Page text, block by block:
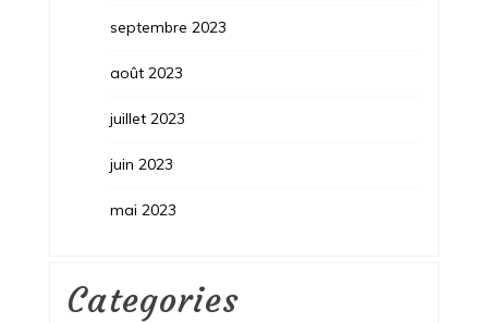
septembre 2023
août 2023
juillet 2023
juin 2023
mai 2023
Categories